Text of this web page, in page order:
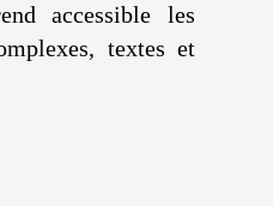
accessible les
textes et